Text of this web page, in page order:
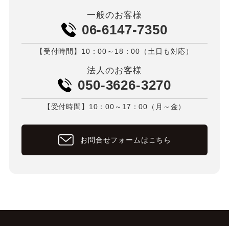
一般のお客様
06-6147-7350
【受付時間】10：00～18：00（土日も対応）
法人のお客様
050-3626-3270
【受付時間】10：00～17：00（月～金）
お問合せフォームはこちら